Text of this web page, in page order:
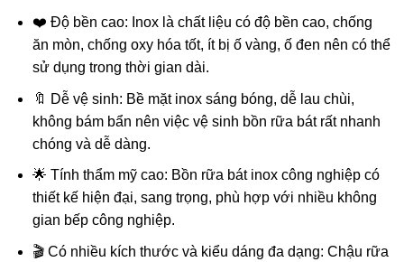
❤️ Độ bền cao: Inox là chất liệu có độ bền cao, chống
ăn mòn, chống oxy hóa tốt, ít bị ố vàng, ố đen nên có thể
sử dụng trong thời gian dài.
🔖 Dễ vệ sinh: Bề mặt inox sáng bóng, dễ lau chùi,
không bám bẩn nên việc vệ sinh bồn rữa bát rất nhanh
chóng và dễ dàng.
🌟 Tính thẩm mỹ cao: Bồn rữa bát inox công nghiệp có
thiết kế hiện đại, sang trọng, phù hợp với nhiều không
gian bếp công nghiệp.
🎬 Có nhiều kích thước và kiểu dáng đa dạng: Chậu rữa